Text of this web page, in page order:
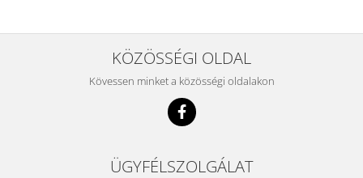
KÖZÖSSÉGI OLDAL
Kövessen minket a közösségi oldalakon
ÜGYFÉLSZOLGÁLAT